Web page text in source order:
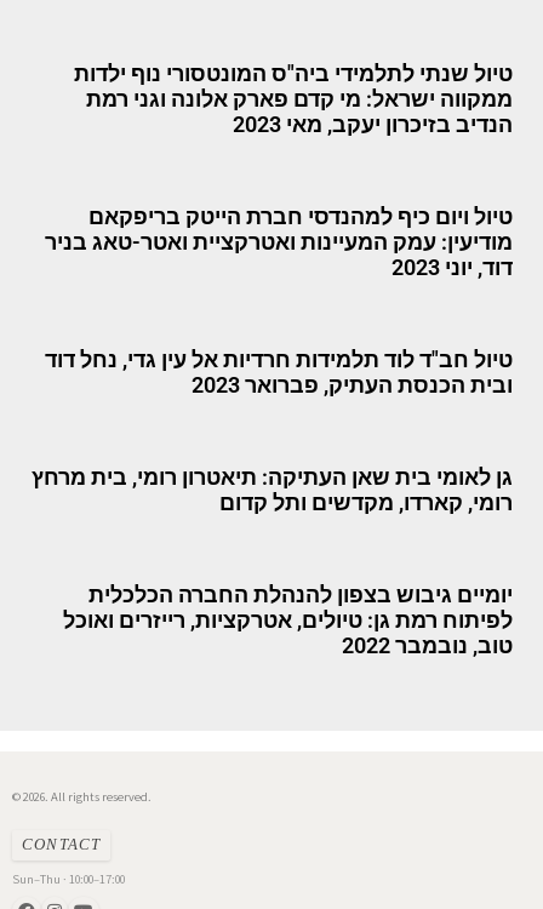
טיול שנתי לתלמידי ביה"ס המונטסורי נוף ילדות
ממקווה ישראל: מי קדם פארק אלונה וגני רמת
הנדיב בזיכרון יעקב, מאי 2023
טיול ויום כיף למהנדסי חברת הייטק בריפקאם
מודיעין: עמק המעיינות ואטרקציית ואטר-טאג בניר
דוד, יוני 2023
טיול חב"ד לוד תלמידות חרדיות אל עין גדי, נחל דוד
ובית הכנסת העתיק, פברואר 2023
גן לאומי בית שאן העתיקה: תיאטרון רומי, בית מרחץ
רומי, קארדו, מקדשים ותל קדום
יומיים גיבוש בצפון להנהלת החברה הכלכלית
לפיתוח רמת גן: טיולים, אטרקציות, רייזרים ואוכל
טוב, נובמבר 2022
© 2026. All rights reserved.
CONTACT
Sun–Thu · 10:00–17:00